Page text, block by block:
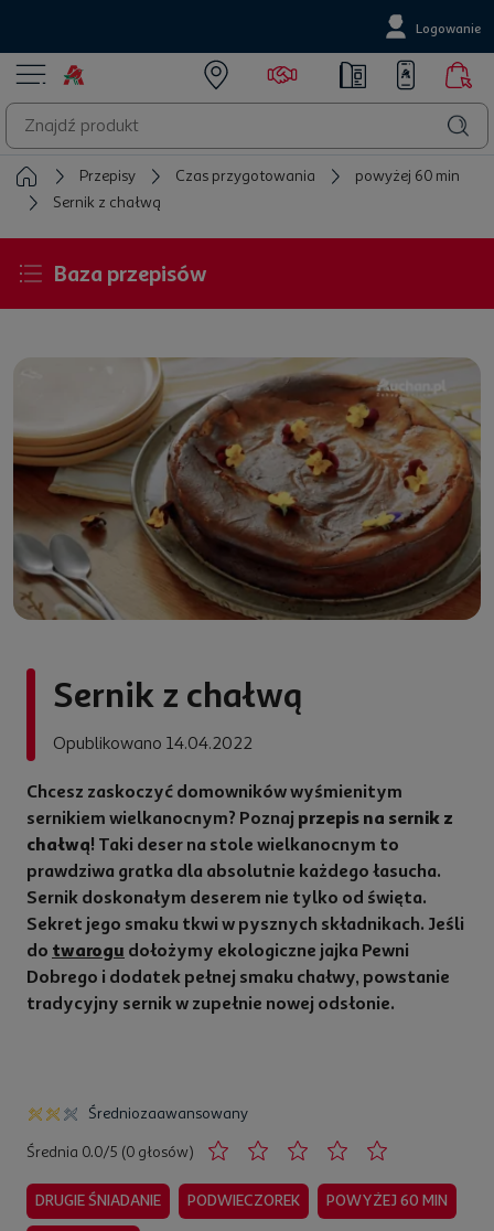
Logowanie
Przepisy Czas przygotowania
powyżej 60 min
Sernik z chałwą
Baza przepisów
Sernik z chałwą
Opublikowano 14.04.2022
Chcesz zaskoczyć domowników wyśmienitym
sernikiem wielkanocnym? Poznaj przepis na sernik z
chałwą! Taki deser na stole wielkanocnym to
prawdziwa gratka dla absolutnie każdego łasucha.
Sernik doskonałym deserem nie tylko od święta.
Sekret jego smaku tkwi w pysznych składnikach. Jeśli
do twarogu dołożymy ekologiczne jajka Pewni
Dobrego i dodatek pełnej smaku chałwy, powstanie
tradycyjny sernik w zupełnie nowej odsłonie.
Średniozaawansowany
Średnia 0.0/5 (0 głosów)
DRUGIE ŚNIADANIE PODWIECZOREK POWYŻEJ 60 MIN